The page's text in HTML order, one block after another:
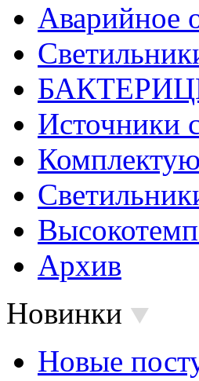
Аварийное
Источники
Архив
Новинки
Новые